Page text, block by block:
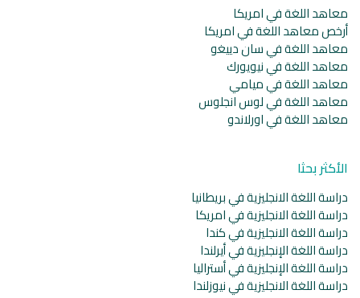
معاهد اللغة في امريكا
أرخص معاهد اللغة في امريكا
معاهد اللغة في سان دييغو
معاهد اللغة في نيويورك
معاهد اللغة في ميامي
معاهد اللغة في لوس انجلوس
معاهد اللغة في اورلاندو
الأكثر بحثا
دراسة اللغة الانجليزية في بريطانيا
دراسة اللغة الانجليزية في امريكا
دراسة اللغة الانجليزية في كندا
دراسة اللغة الإنجليزية في أيرلندا
دراسة اللغة الإنجليزية في أستراليا
دراسة اللغة الانجليزية في نيوزلندا